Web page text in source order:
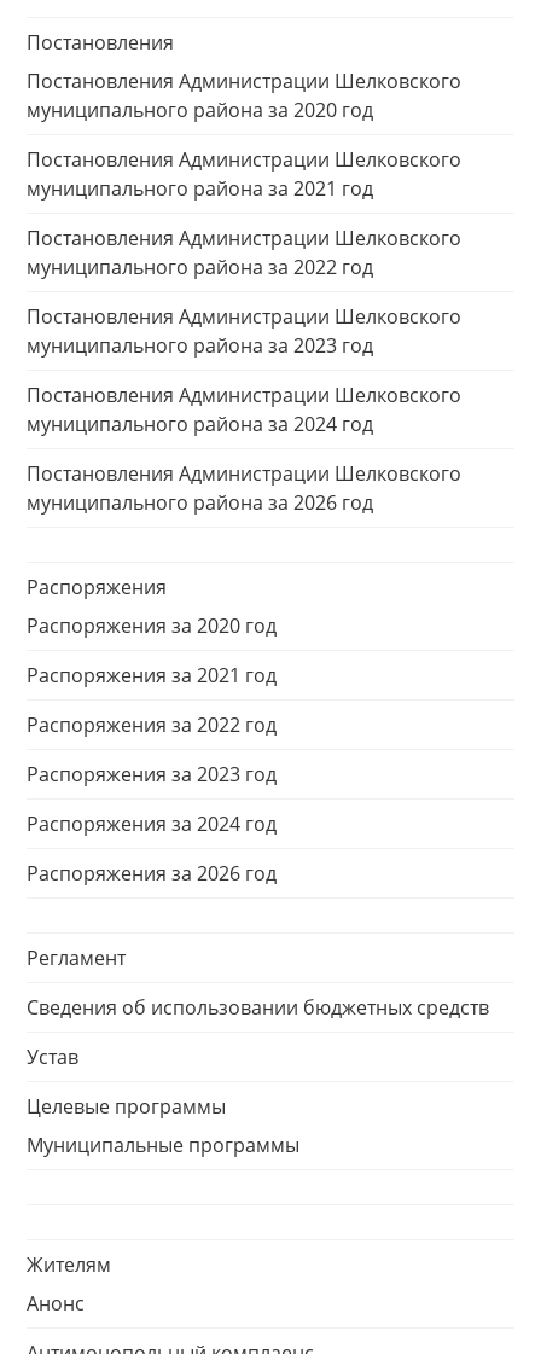
Постановления
Постановления Администрации Шелковского
муниципального района за 2020 год
Постановления Администрации Шелковского
муниципального района за 2021 год
Постановления Администрации Шелковского
муниципального района за 2022 год
Постановления Администрации Шелковского
муниципального района за 2023 год
Постановления Администрации Шелковского
муниципального района за 2024 год
Постановления Администрации Шелковского
муниципального района за 2026 год
Распоряжения
Распоряжения за 2020 год
Распоряжения за 2021 год
Распоряжения за 2022 год
Распоряжения за 2023 год
Распоряжения за 2024 год
Распоряжения за 2026 год
Регламент
Сведения об использовании бюджетных средств
Устав
Целевые программы
Муниципальные программы
Жителям
Анонс